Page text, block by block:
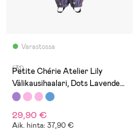
Varastossa
(31)
Petite Chérie Atelier Lily
Välikausihaalari, Dots Lavender
Gray
29,90 €
Aik. hinta: 37,90 €